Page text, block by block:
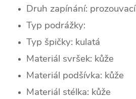
Druh zapínání: prozouvací
Typ podrážky:
Typ špičky: kulatá
Materiál svršek: kůže
Materiál podšívka: kůže
Materiál stélka: kůže